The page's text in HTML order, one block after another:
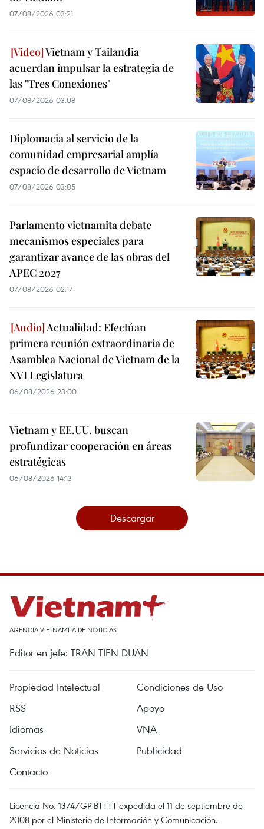
07/08/2026 03:21
Vietnam y Tailandia
acuerdan impulsar la estrategia de
las "Tres Conexiones"
07/08/2026 03:08
Diplomacia al servicio de la
comunidad empresarial amplía
espacio de desarrollo de Vietnam
07/08/2026 03:05
Parlamento vietnamita debate
mecanismos especiales para
garantizar avance de las obras del
APEC 2027
07/08/2026 02:17
Actualidad: Efectúan
primera reunión extraordinaria de
Asamblea Nacional de Vietnam de la
XVI Legislatura
06/08/2026 23:00
Vietnam y EE.UU. buscan
profundizar cooperación en áreas
estratégicas
06/08/2026 14:13
Descargar
AGENCIA VIETNAMITA DE NOTICIAS
Editor en jefe: TRAN TIEN DUAN
Propiedad Intelectual
Condiciones de Uso
RSS
Apoyo
Idiomas
VNA
Servicios de Noticias
Publicidad
Contacto
Licencia No. 1374/GP-BTTTT expedida el 11 de septiembre de
2008 por el Ministerio de Información y Comunicación.